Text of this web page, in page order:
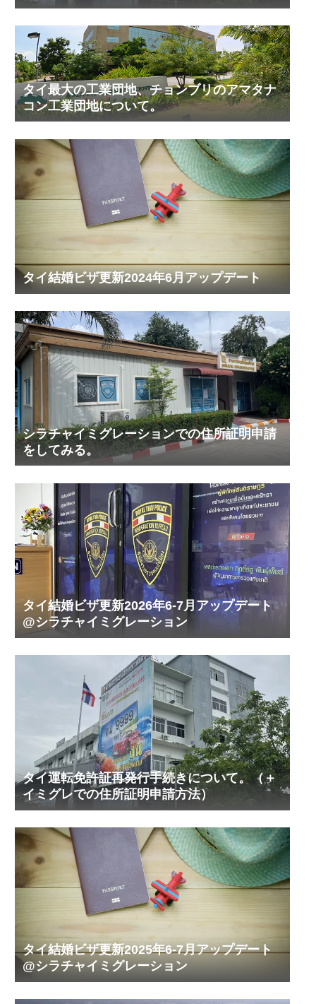
タイ最大の工業団地、チョンブリのアマタナ
コン工業団地について。
タイ結婚ビザ更新2024年6月アップデート
シラチャイミグレーションでの住所証明申請
をしてみる。
タイ結婚ビザ更新2026年6-7月アップデート
@シラチャイミグレーション
タイ運転免許証再発行手続きについて。（＋
イミグレでの住所証明申請方法）
タイ結婚ビザ更新2025年6-7月アップデート
@シラチャイミグレーション